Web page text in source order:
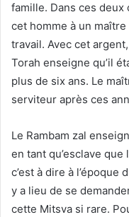
famille. Dans ces
cet homme à un
travail. Avec cet
Torah enseigne qu’il
plus de six ans. Le
serviteur après ces
Le Rambam zal
en tant qu’esclave que
c’est à dire à l’époque
y a lieu de se
cette Mitsva si rare.